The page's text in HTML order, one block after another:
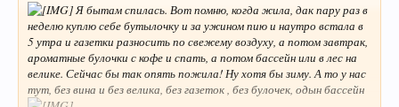
Я бытам спилась. Вот помню, когда жила, дак пару раз в
неделю куплю себе бутылочку и за ужином пию и наутро встала в
5 утра и газетки разносить по свежему воздуху, а потом завтрак,
ароматные булочки с кофе и спать, а потом бассейн или в лес на
велике. Сейчас бы так опять пожила! Ну хотя бы зиму. А то у нас
тут, без вина и без велика, без газеток , без булочек, одын бассейн